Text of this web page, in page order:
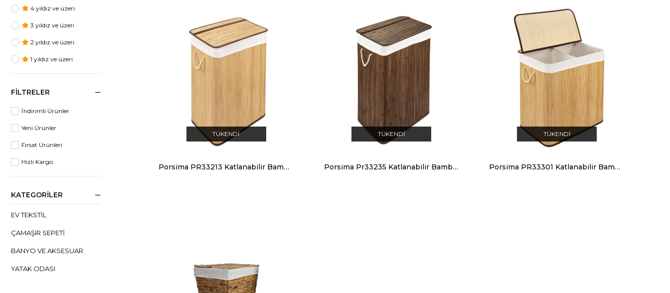
4 yıldız ve üzeri
3 yıldız ve üzeri
2 yıldız ve üzeri
1 yıldız ve üzeri
FILTRELER
İndirimli Ürünler
Yeni Ürünler
Fırsat Ürünleri
Hızlı Kargo
KATEGORILER
EV TEKSTIL
ÇAMAŞIR SEPETI
BANYO VE AKSESUAR
YATAK ODASI
TÜKENDI
Porsima PR33213 Katlanabilir Bambu Çamaşır Sepeti Naturel
TÜKENDI
Porsima Pr33235 Katlanabilir Bambu Çamaşır Sepeti Kahve
TÜKENDI
Porsima PR33301 Katlanabilir Bambu 2 Bölmeli Çamaşır Sepeti Naturel